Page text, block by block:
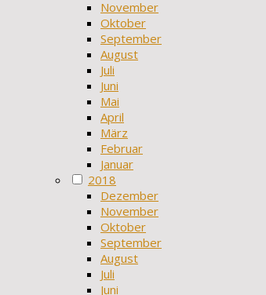
November
Oktober
September
August
Juli
Juni
Mai
April
März
Februar
Januar
2018
Dezember
November
Oktober
September
August
Juli
Juni